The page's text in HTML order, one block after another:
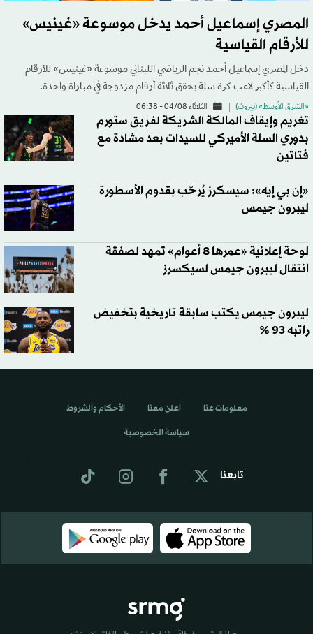
المصري إسماعيل أحمد يدخل موسوعة «غينيس»
للأرقام القياسية
دخل المصري إسماعيل أحمد نجم الرياضي اللبناني موسوعة «غينيس» للأرقام
القياسية كأكبر لاعب كرة سلة يحقق ثلاثة أرقام مزدوجة في مباراة واحدة.
«الشرق الأوسط» (بيروت) الثلاثاء 04/08 - 06:38
تغريم وإيقاف المالكة الشريكة لفريق ستورم
بدوري السلة الأميركي للسيدات بعد مشادة مع
فتاتين
«إن بي إيه»: سيسكرز يُرحّب بقدوم الأسطورة
ليبرون جيمس
لوحة إعلانية «عمرها 8 أعوام» تمهد لصفقة
انتقال ليبرون جيمس لسيكسرز
ليبرون جيمس يكتب سابقة تاريخية بتخفيض
راتبه 93 %
تابعنا
معلومات عنا اعلن معنا الأحكام والشروط
سياسة الخصوصية